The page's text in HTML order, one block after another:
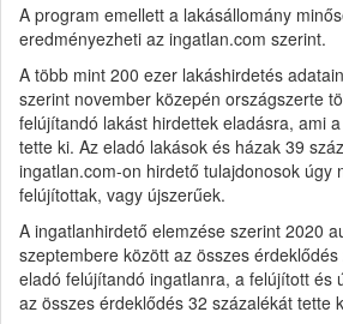
A program emellett a lakásállomány
eredményezheti az ingatlan.com szerint.
A több mint 200 ezer lakáshirdetés
szerint november közepén országszerte
felújítandó lakást hirdettek eladásra, ami
tette ki. Az eladó lakások és házak 39
ingatlan.com-on hirdető tulajdonosok úgy
felújítottak, vagy újszerűek.
A ingatlanhirdető elemzése szerint 2020
szeptembere között az összes
eladó felújítandó ingatlanra, a felújított és
az összes érdeklődés 32 százalékát tette